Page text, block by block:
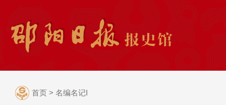
首页 > 名编名记I